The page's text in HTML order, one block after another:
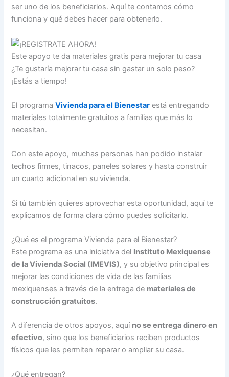
ser uno de los beneficiarios. Aquí te contamos cómo
funciona y qué debes hacer para obtenerlo.
Este apoyo te da materiales gratis para mejorar tu casa
¿Te gustaría mejorar tu casa sin gastar un solo peso?
¡Estás a tiempo!
El programaVivienda para el Bienestar está entregando
materiales totalmente gratuitos a familias que más lo
necesitan.
Con este apoyo, muchas personas han podido instalar
techos firmes, tinacos, paneles solares y hasta construir
un cuarto adicional en su vivienda.
Si tú también quieres aprovechar esta oportunidad, aquí te
explicamos de forma clara cómo puedes solicitarlo.
¿Qué es el programa Vivienda para el Bienestar?
Este programa es una iniciativa del Instituto Mexiquense
de la Vivienda Social (IMEVIS), y su objetivo principal es
mejorar las condiciones de vida de las familias
mexiquenses a través de la entrega de materiales de
construcción gratuitos.
A diferencia de otros apoyos, aquí no se entrega dinero en
efectivo, sino que los beneficiarios reciben productos
físicos que les permiten reparar o ampliar su casa.
¿Qué entregan?